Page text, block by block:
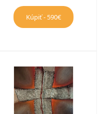
Kúpiť - 590€